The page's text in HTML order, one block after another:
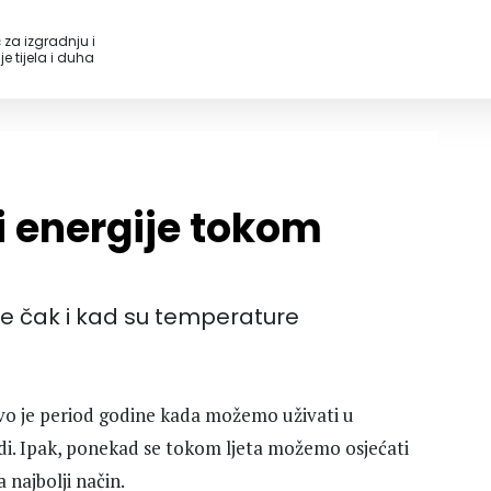
za izgradnju i
tijela i duha
tokom
čak i kad su temperature
je period godine kada možemo uživati u
Ipak, ponekad se tokom ljeta možemo osjećati
najbolji način.